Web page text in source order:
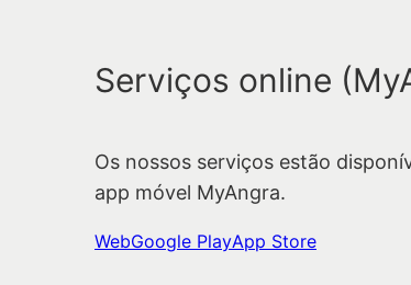
Serviços online
Os nossos serviços estão
app móvel MyAngra.
WebGoogle PlayApp Store